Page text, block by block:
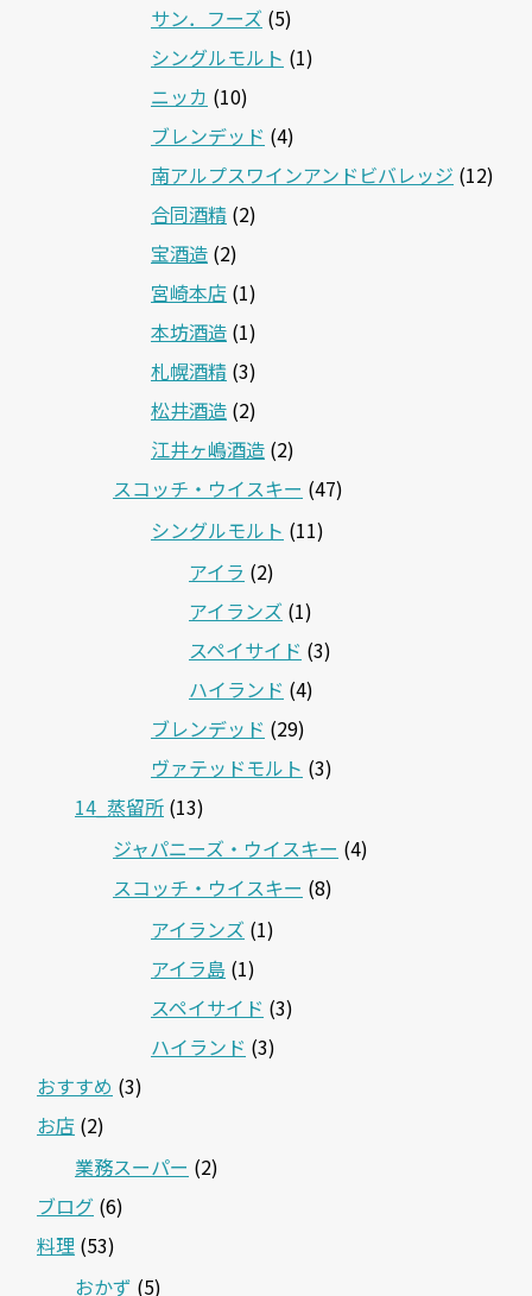
サン．フーズ (5)
シングルモルト (1)
ニッカ (10)
ブレンデッド (4)
南アルプスワインアンドビバレッジ (12)
合同酒精 (2)
宝酒造 (2)
宮崎本店 (1)
本坊酒造 (1)
札幌酒精 (3)
松井酒造 (2)
江井ヶ嶋酒造 (2)
スコッチ・ウイスキー (47)
シングルモルト (11)
アイラ (2)
アイランズ (1)
スペイサイド (3)
ハイランド (4)
ブレンデッド (29)
ヴァテッドモルト (3)
14_蒸留所 (13)
ジャパニーズ・ウイスキー (4)
スコッチ・ウイスキー (8)
アイランズ (1)
アイラ島 (1)
スペイサイド (3)
ハイランド (3)
おすすめ (3)
お店 (2)
業務スーパー (2)
ブログ (6)
料理 (53)
おかず (5)